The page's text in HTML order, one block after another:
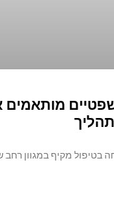
מותאמים
בטיפול מקיף במגוון רחב